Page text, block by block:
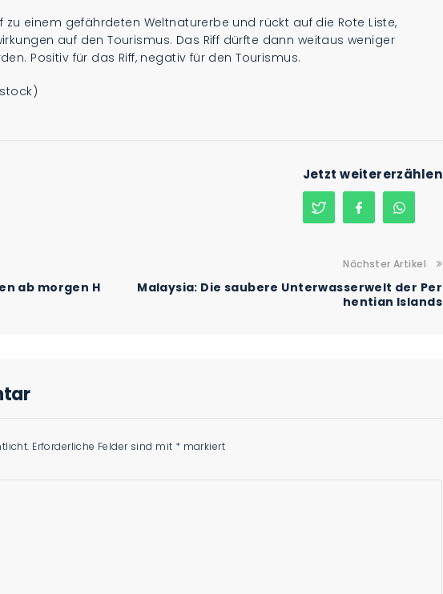
zu einem gefährdeten Weltnaturerbe und rückt auf die Rote Liste,
auf den Tourismus. Das Riff dürfte dann weitaus weniger
Positiv für das Riff, negativ für den Tourismus.
Jetzt weitererzählen
ab morgen H
Nächster Artikel
Malaysia: Die saubere Unterwasserwelt der Per
hentian Islands
Erforderliche Felder sind mit * markiert